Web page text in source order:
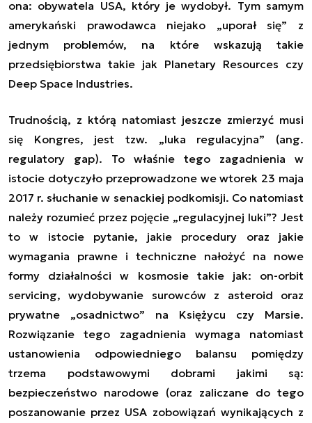
ona: obywatela USA, który je wydobył. Tym samym
amerykański prawodawca niejako „uporał się” z
jednym problemów, na które wskazują takie
przedsiębiorstwa takie jak Planetary Resources czy
Deep Space Industries.
Trudnością, z którą natomiast jeszcze zmierzyć musi
się Kongres, jest tzw. „luka regulacyjna” (ang.
regulatory gap). To właśnie tego zagadnienia w
istocie dotyczyło przeprowadzone we wtorek 23 maja
2017 r. słuchanie w senackiej podkomisji. Co natomiast
należy rozumieć przez pojęcie „regulacyjnej luki”? Jest
to w istocie pytanie, jakie procedury oraz jakie
wymagania prawne i techniczne nałożyć na nowe
formy działalności w kosmosie takie jak: on-orbit
servicing, wydobywanie surowców z asteroid oraz
prywatne „osadnictwo” na Księżycu czy Marsie.
Rozwiązanie tego zagadnienia wymaga natomiast
ustanowienia odpowiedniego balansu pomiędzy
trzema podstawowymi dobrami jakimi są:
bezpieczeństwo narodowe (oraz zaliczane do tego
poszanowanie przez USA zobowiązań wynikających z